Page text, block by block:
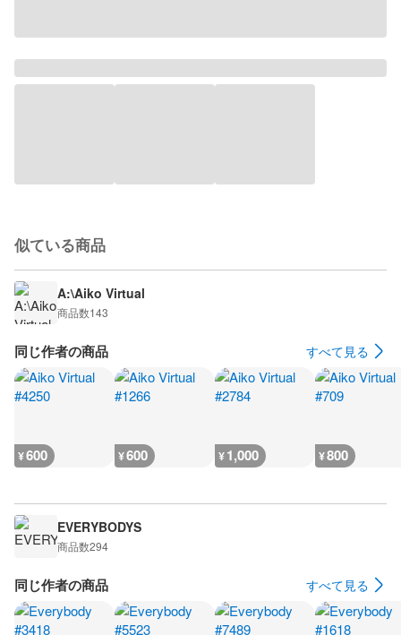
似ている商品
A:\Aiko Virtual
商品数143
同じ作者の商品 すべて見る
¥600 ¥600 ¥1,000 ¥800
EVERYBODYS
商品数294
同じ作者の商品 すべて見る